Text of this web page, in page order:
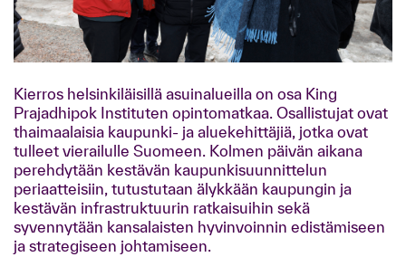
Kierros helsinkiläisillä asuinalueilla on osa King
Prajadhipok Instituten opintomatkaa. Osallistujat ovat
thaimaalaisia kaupunki- ja aluekehittäjiä, jotka ovat
tulleet vierailulle Suomeen. Kolmen päivän aikana
perehdytään kestävän kaupunkisuunnittelun
periaatteisiin, tutustutaan älykkään kaupungin ja
kestävän infrastruktuurin ratkaisuihin sekä
syvennytään kansalaisten hyvinvoinnin edistämiseen
ja strategiseen johtamiseen.